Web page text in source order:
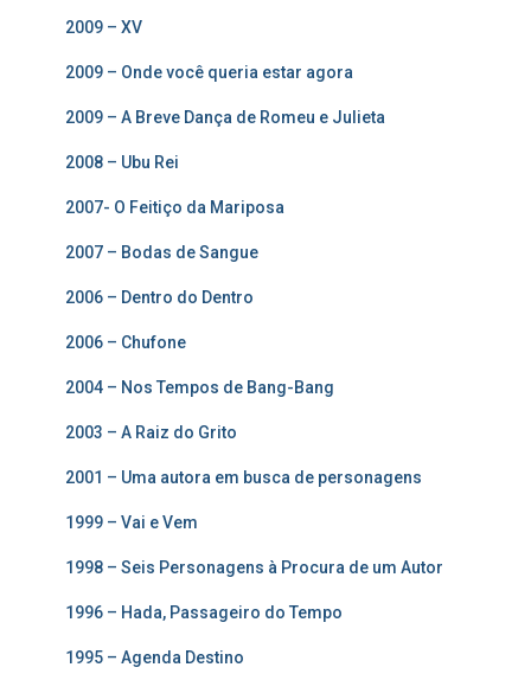
2009 – XV
2009 – Onde você queria estar agora
2009 – A Breve Dança de Romeu e Julieta
2008 – Ubu Rei
2007- O Feitiço da Mariposa
2007 – Bodas de Sangue
2006 – Dentro do Dentro
2006 – Chufone
2004 – Nos Tempos de Bang-Bang
2003 – A Raiz do Grito
2001 – Uma autora em busca de personagens
1999 – Vai e Vem
1998 – Seis Personagens à Procura de um Autor
1996 – Hada, Passageiro do Tempo
1995 – Agenda Destino